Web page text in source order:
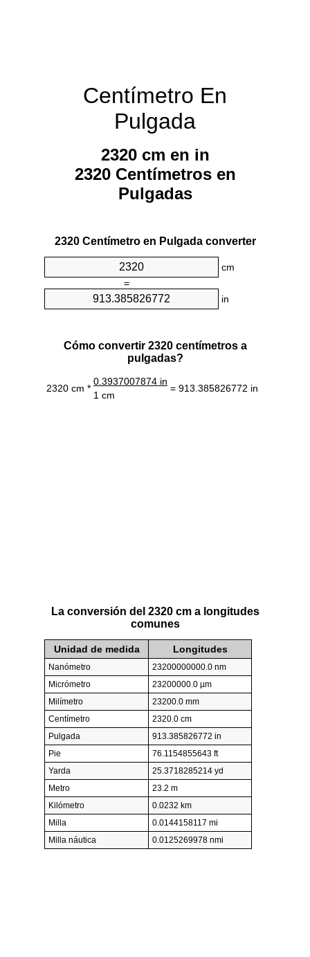
Centímetro En
Pulgada
2320 cm en in
2320 Centímetros en
Pulgadas
2320 Centímetro en Pulgada converter
cm
=
in
Cómo convertir 2320 centímetros a
pulgadas?
2320 cm *
0.3937007874 in
= 913.385826772 in
1 cm
La conversión del 2320 cm a longitudes
comunes
Unidad de medida Longitudes
Nanómetro
23200000000.0 nm
Micrómetro
23200000.0 µm
Milímetro
23200.0 mm
Centímetro
2320.0 cm
Pulgada
913.385826772 in
Pie
76.1154855643 ft
Yarda
25.3718285214 yd
Metro
23.2 m
Kilómetro
0.0232 km
Milla
0.0144158117 mi
Milla náutica
0.0125269978 nmi